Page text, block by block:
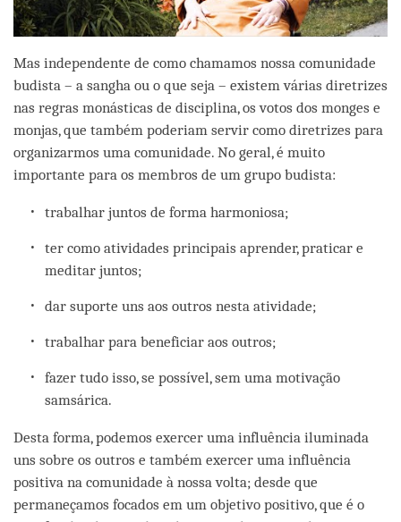
Mas independente de como chamamos nossa comunidade
budista – a sangha ou o que seja – existem várias diretrizes
nas regras monásticas de disciplina, os votos dos monges e
monjas, que também poderiam servir como diretrizes para
organizarmos uma comunidade. No geral, é muito
importante para os membros de um grupo budista:
trabalhar juntos de forma harmoniosa;
ter como atividades principais aprender, praticar e
meditar juntos;
dar suporte uns aos outros nesta atividade;
trabalhar para beneficiar aos outros;
fazer tudo isso, se possível, sem uma motivação
samsárica.
Desta forma, podemos exercer uma influência iluminada
uns sobre os outros e também exercer uma influência
positiva na comunidade à nossa volta; desde que
permaneçamos focados em um objetivo positivo, que é o